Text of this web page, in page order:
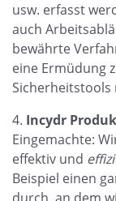
usw. erfasst
auch
bewährte
eine Ermüdung
Incydr
Eingemachte:
effektiv und
Beispiel einen